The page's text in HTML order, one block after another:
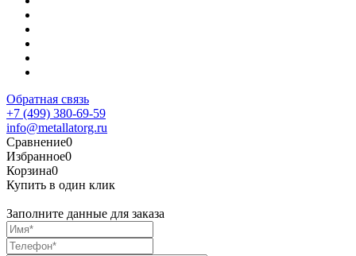
Обратная связь
+7 (499) 380-69-59
info@metallatorg.ru
Сравнение0
Избранное0
Корзина0
Купить в один клик
Заполните данные для заказа